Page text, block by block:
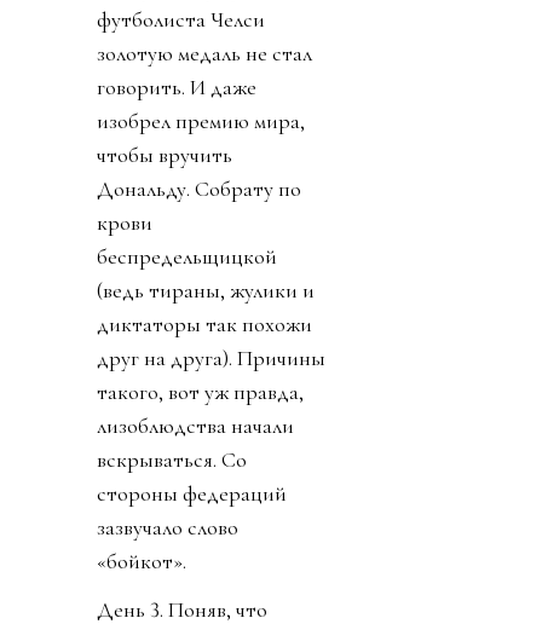
футболиста Челси
золотую медаль не стал
говорить. И даже
изобрел премию мира,
чтобы вручить
Дональду. Собрату по
крови
беспредельщицкой
(ведь тираны, жулики и
диктаторы так похожи
друг на друга). Причины
такого, вот уж правда,
лизоблюдства начали
вскрываться. Со
стороны федераций
зазвучало слово
«бойкот».
День 3. Поняв, что